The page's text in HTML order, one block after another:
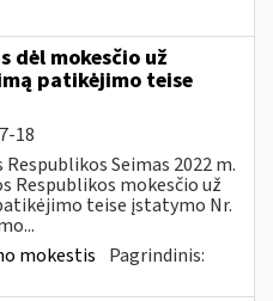
dėl mokesčio už
patikėjimo teise
18
Seimas 2022 m.
Respublikos mokesčio už
teise įstatymo Nr.
mokestis Pagrindinis: